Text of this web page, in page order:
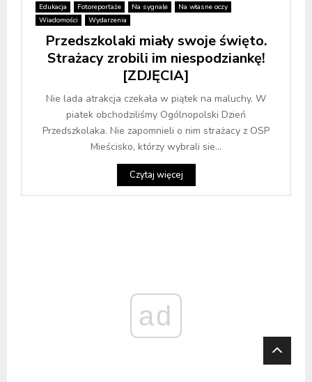
Edukacja Fotoreportaże Na sygnale
Na własne oczy
Wiadomości
Wydarzenia
Przedszkolaki miały swoje święto.
Strażacy zrobili im niespodziankę!
[ZDJĘCIA]
Nie lada atrakcja czekała w piątek na maluchy. W
piatek obchodziliśmy Ogólnopolski Dzień
Przedszkolaka. Nie zapomnieli o nim strażacy z OSP
Mieścisko, którzy wybrali sie...
Czytaj więcej
ad